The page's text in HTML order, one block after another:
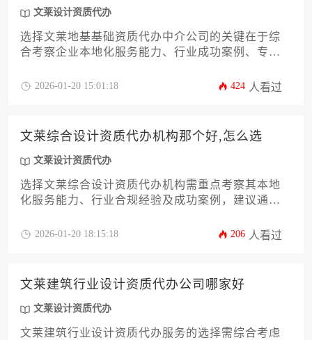
文莱设计资质代办
选择文莱地基基础资质代办中介公司的关键在于综
合考察企业本地化服务能力、行业成功案例、专业
的服务方案、收费标准与客户评价来做出理性决
2026-01-20 15:01:18 424 人看过
文莱综合设计资质代办机构那个好,怎么选
文莱设计资质代办
选择文莱综合设计资质代办机构需重点考察其本地
化服务能力、行业合规经验及成功案例，建议通过
持等核心指标进行综合评估。
2026-01-20 18:15:18 206 人看过
文莱建筑行业设计资质代办公司哪家好
文莱设计资质代办
文莱建筑行业设计资质代办服务的选择需综合考虑